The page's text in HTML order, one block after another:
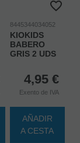
8445344034052
KIOKIDS
BABERO
GRIS 2 UDS
4,95 €
Exento de IVA
AÑADIR
A CESTA